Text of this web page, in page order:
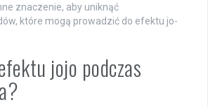
znaczenie, aby uniknąć
które mogą prowadzić do efektu jo-
jojo podczas